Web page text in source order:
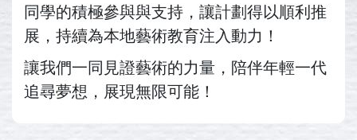
同學的積極參與與支持，讓計劃得以順利推
展，持續為本地藝術教育注入動力！
讓我們一同見證藝術的力量，陪伴年輕一代
追尋夢想，展現無限可能！